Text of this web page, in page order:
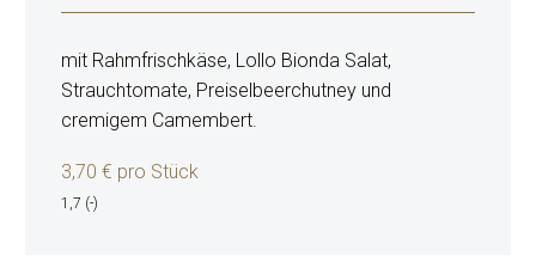
mit Rahmfrischkäse, Lollo Bionda Salat,
Strauchtomate, Preiselbeerchutney und
cremigem Camembert.
3,70 € pro Stück
1,7 (-)